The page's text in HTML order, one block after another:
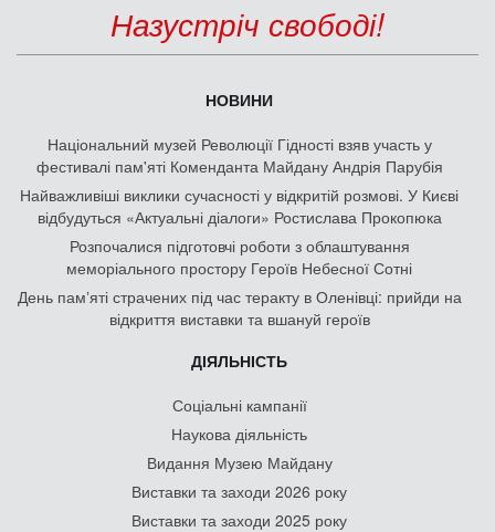
Назустріч свободі!
НОВИНИ
Національний музей Революції Гідності взяв участь у
фестивалі пам'яті Коменданта Майдану Андрія Парубія
Найважливіші виклики сучасності у відкритій розмові. У Києві
відбудуться «Актуальні діалоги» Ростислава Прокопюка
Розпочалися підготовчі роботи з облаштування
меморіального простору Героїв Небесної Сотні
День памʼяті страчених під час теракту в Оленівці: прийди на
відкриття виставки та вшануй героїв
ДІЯЛЬНІСТЬ
Соціальні кампанії
Наукова діяльність
Видання Музею Майдану
Виставки та заходи 2026 року
Виставки та заходи 2025 року